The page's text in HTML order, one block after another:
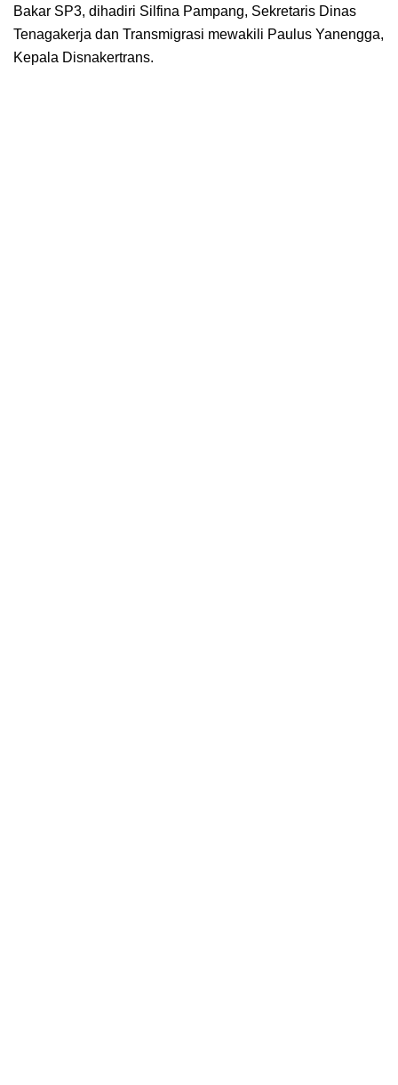
Bakar SP3, dihadiri Silfina Pampang, Sekretaris Dinas
Tenagakerja dan Transmigrasi mewakili Paulus Yanengga,
Kepala Disnakertrans.